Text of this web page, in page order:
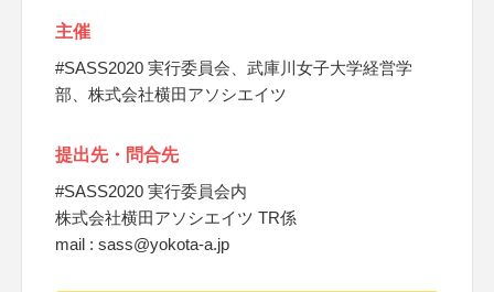
主催
#SASS2020 実行委員会、武庫川女子大学経営学
部、株式会社横田アソシエイツ
提出先・問合先
#SASS2020 実行委員会内
株式会社横田アソシエイツ TR係
mail : sass@yokota-a.jp